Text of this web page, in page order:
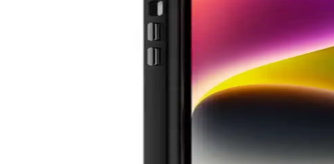
Silikon Kadife Dokulu Telefon Kılıfı: Estetik ve Koruma Bir
Kadife dokulu silikon telefon kılıfı, şık görünüm, kaymaz yüzey ve yüksek koruma
Modern Tasarımlı iPhone 14 Plus Kılıfları: Estetik ve Koruma
Modern tasarımlı iPhone 14 Plus kılıfları, estetik ve dayanıklılığı bir arada
Şık ve Koruyucu Telefon Kılıf Modelleri: Estetik ve Dayanıklı
iPhone 12 için Mobax Store'da çeşitli ve kaliteli kılıf seçenekleri